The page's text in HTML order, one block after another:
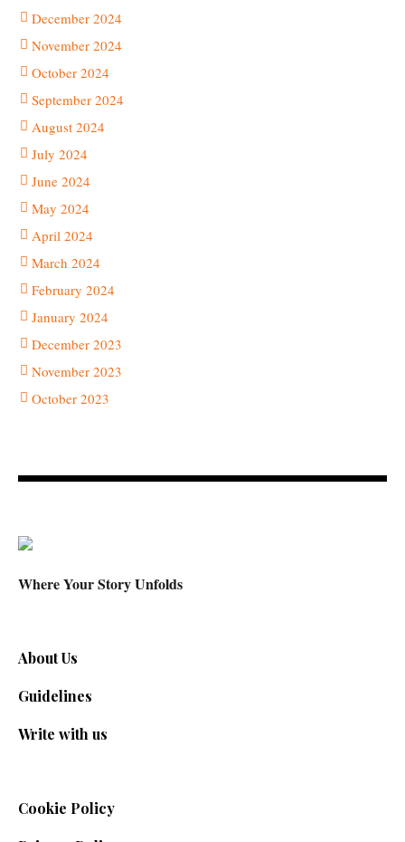
December 2024
November 2024
October 2024
September 2024
August 2024
July 2024
June 2024
May 2024
April 2024
March 2024
February 2024
January 2024
December 2023
November 2023
October 2023
Where Your Story Unfolds
About Us
Guidelines
Write with us
Cookie Policy